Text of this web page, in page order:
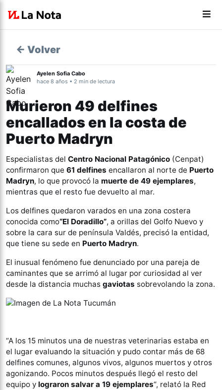
← Volver
Ayelen Sofia Cabo
hace 8 años • 2 min de lectura
Murieron 49 delfines
encallados en la costa de
Puerto Madryn
Especialistas del Centro Nacional Patagónico (Cenpat)
confirmaron que 61 delfines encallaron al norte de Puerto
Madryn, lo que provocó la muerte de 49 ejemplares,
mientras que el resto fue devuelto al mar.
Los delfines quedaron varados en una zona costera
conocida como“El Doradillo”, a orillas del Golfo Nuevo y
sobre la cara sur de península Valdés, precisó la entidad,
que tiene su sede en Puerto Madryn.
El inusual fenómeno fue denunciado por una pareja de
caminantes que se arrimó al lugar por curiosidad al ver
desde la distancia muchas gaviotas sobrevolando la zona.
“A los 15 minutos una de nuestras veterinarias estaba en
el lugar evaluando la situación y pudo contar más de 68
delfines comunes, algunos vivos, algunos muertos y otros
agonizando. Pocos minutos después llegó el resto del
equipo y lograron salvar a 19 ejemplares“, relató la Red